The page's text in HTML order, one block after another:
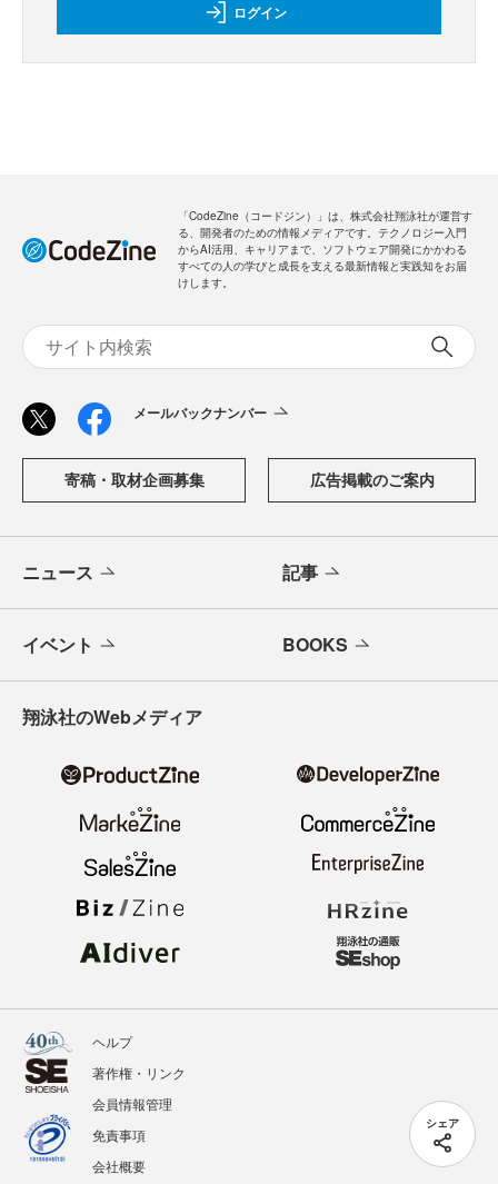
シェア
ログイン
「CodeZine（コードジン）」は、株式会社翔泳社が運営す
る、開発者のための情報メディアです。テクノロジー入門
からAI活用、キャリアまで、ソフトウェア開発にかかわる
すべての人の学びと成長を支える最新情報と実践知をお届
けします。
メールバックナンバー
寄稿・取材企画募集 広告掲載のご案内
ニュース 記事
イベント BOOKS
翔泳社のWebメディア
ヘルプ
著作権・リンク
会員情報管理
免責事項
会社概要